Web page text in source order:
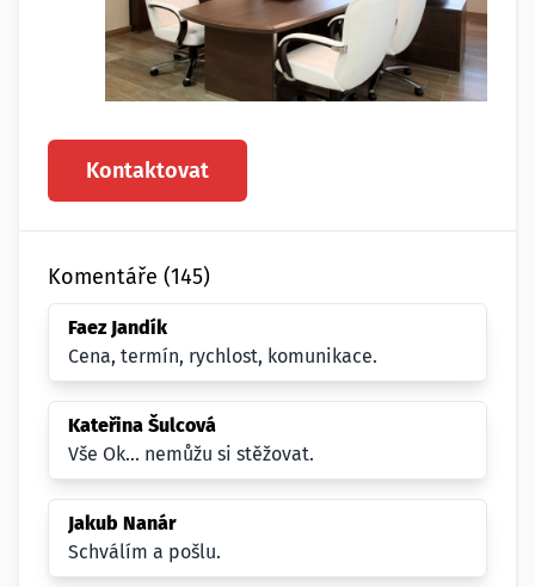
Kontaktovat
Komentáře (145)
Faez Jandík
Cena, termín, rychlost, komunikace.
Kateřina Šulcová
Vše Ok... nemůžu si stěžovat.
Jakub Nanár
Schválím a pošlu.